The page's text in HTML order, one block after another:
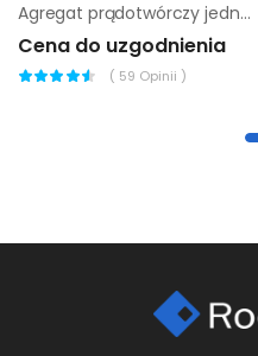
Agregat prądotwórczy jednofazowy Chicago Pneumatic cppg 6P
Cena do uzgodnienia
( 59 Opinii )